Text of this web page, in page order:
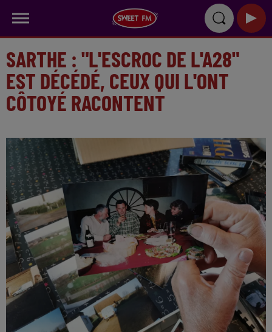
SARTHE : "L'ESCROC DE L'A28"
EST DÉCÉDÉ, CEUX QUI L'ONT
CÔTOYÉ RACONTENT